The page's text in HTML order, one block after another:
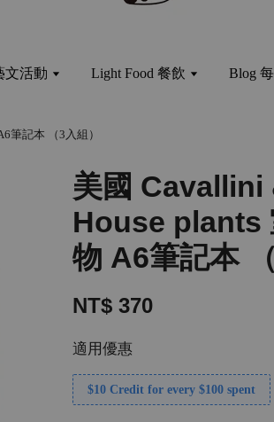
文活動 Light Food 餐飲 Blog
筆記本 （3入組）
美國 Cavallini
House plants
物 A6筆記本
NT$ 370
適用優惠
$10 Credit for every $100 spent